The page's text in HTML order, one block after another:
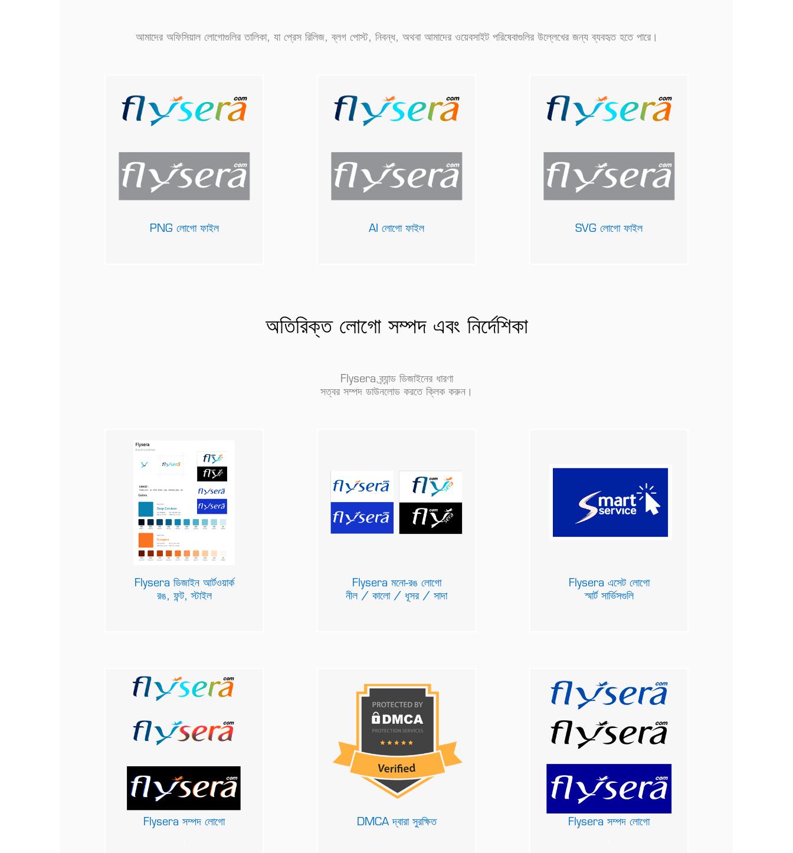
আমাদের অফিসিয়াল লোগোগুলির তালিকা, যা প্রেস রিলিজ, ব্লগ পোস্ট, নিবন্ধ, অথবা আমাদের ওয়েবসাইট পরিষেবাগুলির উল্লেখের জন্য ব্যবহৃত হতে পারে।
PNG লোগো ফাইল AI লোগো ফাইল SVG লোগো ফাইল
অতিরিক্ত লোগো সম্পদ এবং নির্দেশিকা
Flysera ব্র্যান্ড ডিজাইনের ধারণা
সত্বর সম্পদ ডাউনলোড করতে ক্লিক করুন।
Flysera ডিজাইন আর্টওয়ার্ক
রঙ, ফন্ট, স্টাইল
Flysera মনো-রঙ লোগো
নীল / কালো / ধূসর / সাদা
Flysera এসেট লোগো
স্মার্ট সার্ভিসগুলি
Flysera সম্পদ লোগো
DMCA দ্বারা সুরক্ষিত
Flysera সম্পদ লোগো